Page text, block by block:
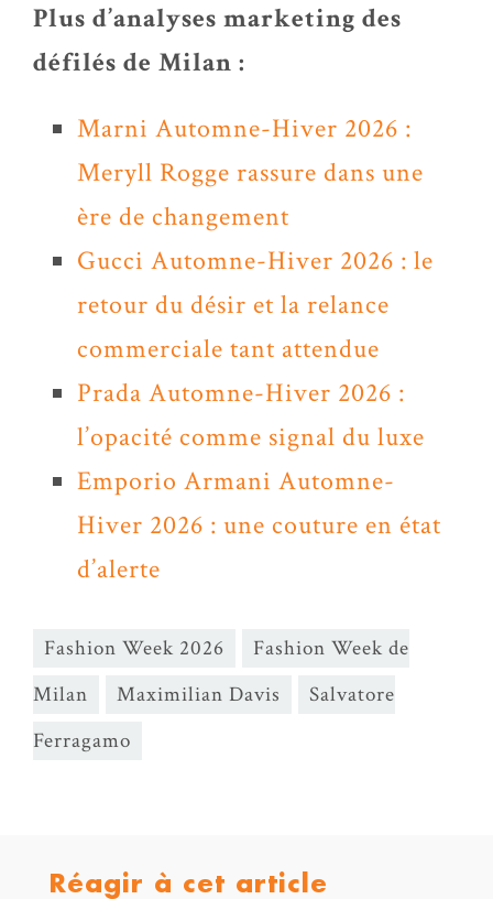
Plus d’analyses marketing des
défilés de Milan :
Marni Automne-Hiver 2026 :
Meryll Rogge rassure dans une
ère de changement
Gucci Automne-Hiver 2026 : le
retour du désir et la relance
commerciale tant attendue
Prada Automne-Hiver 2026 :
l’opacité comme signal du luxe
Emporio Armani Automne-
Hiver 2026 : une couture en état
d’alerte
Fashion Week 2026
Fashion Week de
Milan
Maximilian Davis
Salvatore
Ferragamo
Réagir à cet article